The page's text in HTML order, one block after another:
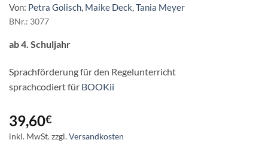
Von: Petra Golisch, Maike Deck,Tania Meyer
BNr.: 3077
39,60€
inkl. MwSt.zzgl.Versandkosten
ab 4. Schuljahr
Sprachförderung für den Regelunterricht
sprachcodiert für BOOKii